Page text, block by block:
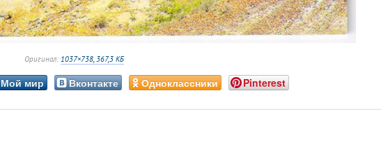
Оригинал:1037×738, 367,3 КБ
Мой мир Вконтакте Одноклассники Pinterest